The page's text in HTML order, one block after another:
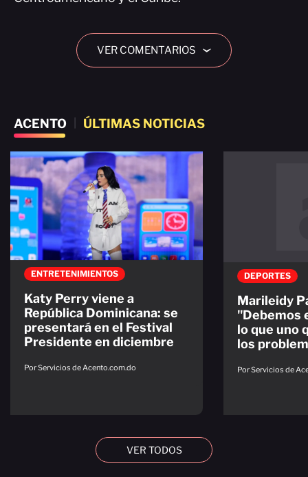
VER COMENTARIOS ›
ACENTO ÚLTIMAS NOTICIAS
ENTRETENIMIENTOS
Katy Perry viene a
República Dominicana: se
presentará en el Festival
Presidente en diciembre
Por Servicios de Acento.com.do
DEPORTES
Marileidy
"Debemos
lo que uno
los
Por Servicios de
VER TODOS